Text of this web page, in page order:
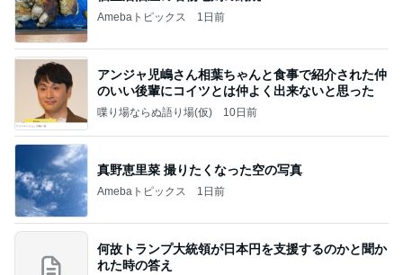
Amebaトピックス 1日前
アンジャ児嶋さん相葉ちゃんと食事で紹介された仲
のいい後輩にコイツとは仲よく出来ないと思った
喋り場ならぬ語り場(仮) 10日前
真野恵里菜 撮りたくなった空の写真
Amebaトピックス 1日前
何故トランプ大統領が日本円を支援するのかと聞か
れた時の答え